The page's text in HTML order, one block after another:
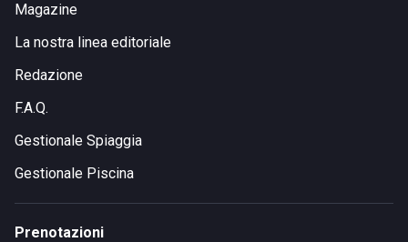
Magazine
La nostra linea editoriale
Redazione
F.A.Q.
Gestionale Spiaggia
Gestionale Piscina
Prenotazioni